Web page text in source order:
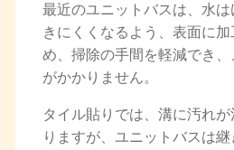
最近のユニットバスは、水
きにくくなるよう、表面に
め、掃除の手間を軽減でき
がかかりません。
タイル貼りでは、溝に汚れ
りますが、ユニットバスは継